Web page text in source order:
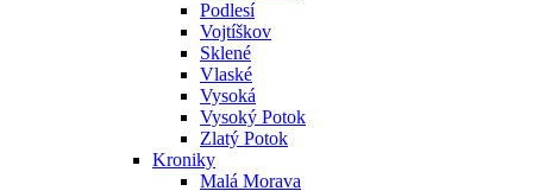
Podlesí
Vojtíškov
Sklené
Vlaské
Vysoká
Vysoký Potok
Zlatý Potok
Kroniky
Malá Morava